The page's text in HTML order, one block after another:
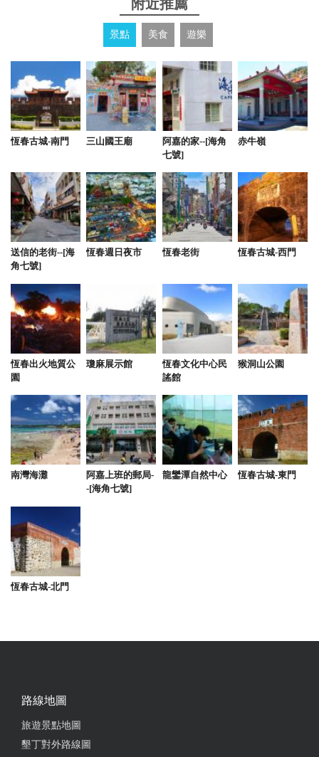
附近推薦
景點 美食 遊樂
恆春古城-南門 三山國王廟
阿嘉的家--[海角
七號]
赤牛嶺
送信的老街--[海
角七號]
恆春週日夜市 恆春老街 恆春古城-西門
恆春出火地質公
園
瓊麻展示館
恆春文化中心民
謠館
猴洞山公園
南灣海灘
阿嘉上班的郵局-
-[海角七號]
龍鑾潭自然中心 恆春古城-東門
恆春古城-北門
路線地圖
旅遊景點地圖
墾丁對外路線圖